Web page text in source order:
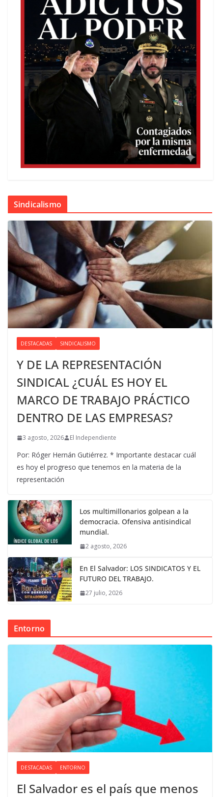
Sindicalismo
DESTACADAS SINDICALISMO
Y DE LA REPRESENTACIÓN
SINDICAL ¿CUÁL ES HOY EL
MARCO DE TRABAJO PRÁCTICO
DENTRO DE LAS EMPRESAS?
3 agosto, 2026 El Independiente
Por: Róger Hernán Gutiérrez. * Importante destacar cuál
es hoy el progreso que tenemos en la materia de la
representación
Los multimillonarios golpean a la
democracia. Ofensiva antisindical
mundial.
2 agosto, 2026
En El Salvador: LOS SINDICATOS Y EL
FUTURO DEL TRABAJO.
27 julio, 2026
Entorno
DESTACADAS ENTORNO
El Salvador es el país que menos